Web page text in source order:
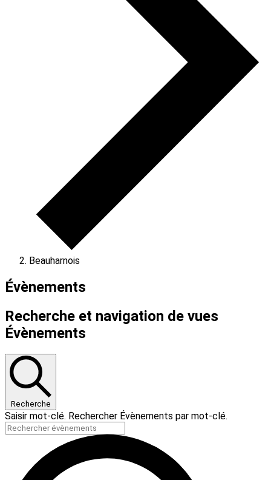
Beauharnois
Évènements
Recherche et navigation de vues
Évènements
Recherche
Saisir mot-clé. Rechercher Évènements par mot-clé.